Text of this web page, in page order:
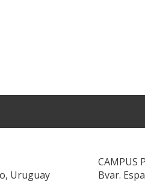
Uruguay
CAMPUS
Bvar.